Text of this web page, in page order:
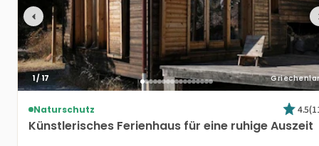
1/17
Naturschutz 4.5(
Künstlerisches Ferienhaus für eine ruhigeAuszeit